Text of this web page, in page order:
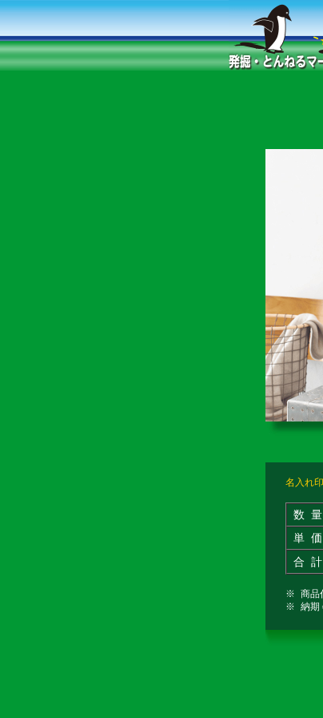
名入れ
数 量
単 価
合 計
※ 商品
※ 納期